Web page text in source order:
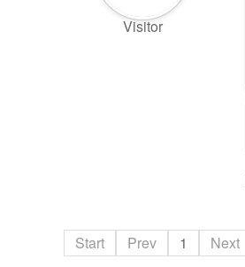
Visitor
Start Prev 1 Next